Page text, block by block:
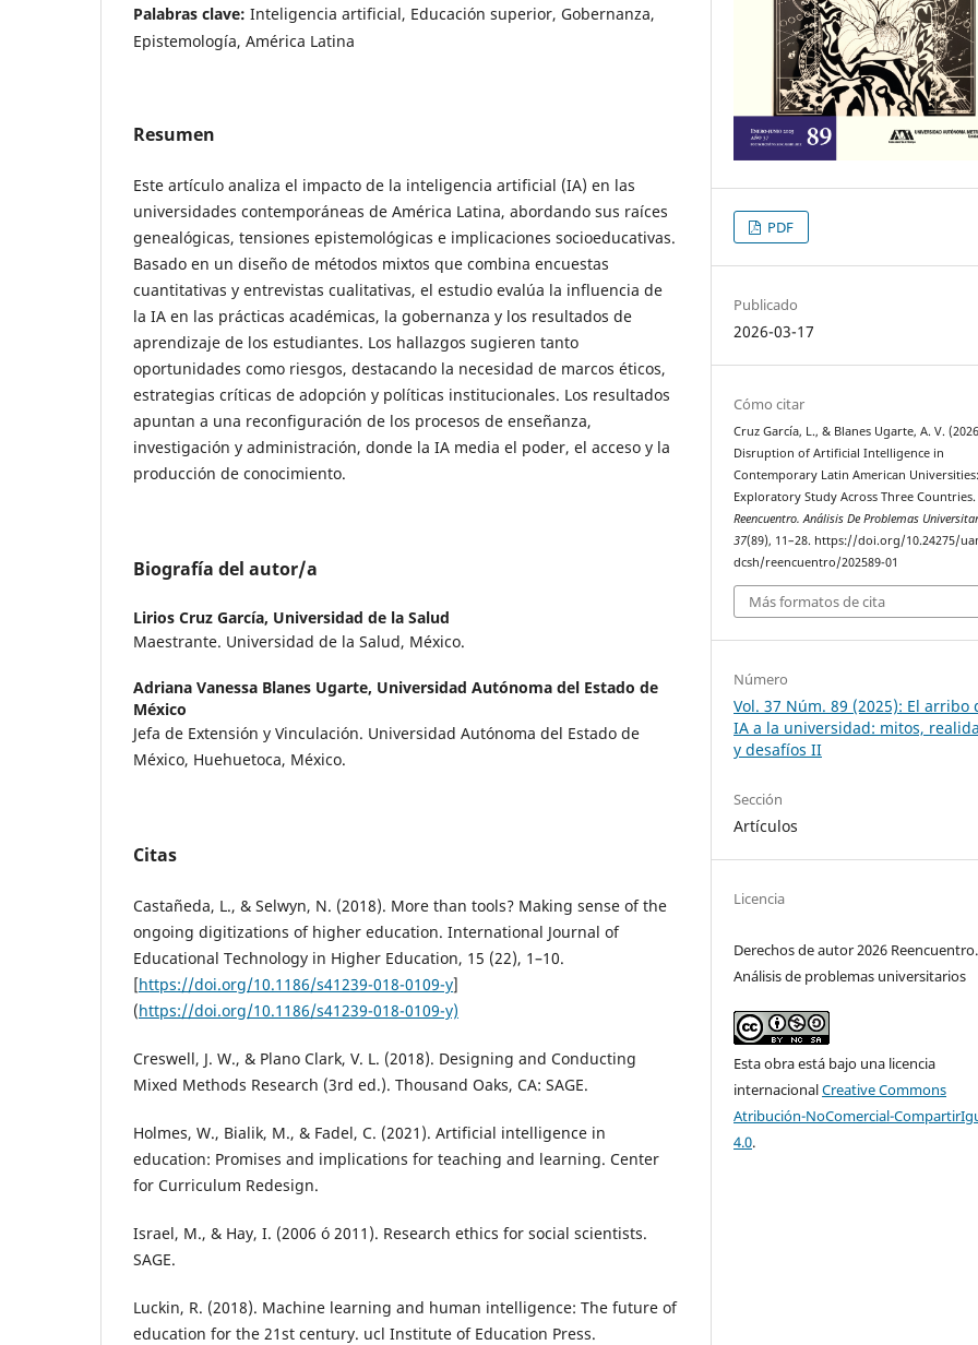
Palabras clave: Inteligencia artificial, Educación superior, Gobernanza,
Epistemología, América Latina
Resumen
Este artículo analiza el impacto de la inteligencia artificial (IA) en las
universidades contemporáneas de América Latina, abordando sus raíces
genealógicas, tensiones epistemológicas e implicaciones socioeducativas.
Basado en un diseño de métodos mixtos que combina encuestas
cuantitativas y entrevistas cualitativas, el estudio evalúa la influencia de
la IA en las prácticas académicas, la gobernanza y los resultados de
aprendizaje de los estudiantes. Los hallazgos sugieren tanto
oportunidades como riesgos, destacando la necesidad de marcos éticos,
estrategias críticas de adopción y políticas institucionales. Los resultados
apuntan a una reconfiguración de los procesos de enseñanza,
investigación y administración, donde la IA media el poder, el acceso y la
producción de conocimiento.
Biografía del autor/a
Lirios Cruz García, Universidad de la Salud
Maestrante. Universidad de la Salud, México.
Adriana Vanessa Blanes Ugarte, Universidad Autónoma del Estado de
México
Jefa de Extensión y Vinculación. Universidad Autónoma del Estado de
México, Huehuetoca, México.
Citas
Castañeda, L., & Selwyn, N. (2018). More than tools? Making sense of the
ongoing digitizations of higher education. International Journal of
Educational Technology in Higher Education, 15 (22), 1–10.
[https://doi.org/10.1186/s41239-018-0109-y]
(https://doi.org/10.1186/s41239-018-0109-y)
Creswell, J. W., & Plano Clark, V. L. (2018). Designing and Conducting
Mixed Methods Research (3rd ed.). Thousand Oaks, CA: SAGE.
Holmes, W., Bialik, M., & Fadel, C. (2021). Artificial intelligence in
education: Promises and implications for teaching and learning. Center
for Curriculum Redesign.
Israel, M., & Hay, I. (2006 ó 2011). Research ethics for social scientists.
SAGE.
Luckin, R. (2018). Machine learning and human intelligence: The future of
education for the 21st century. ucl Institute of Education Press.
PDF
Publicado
2026-03-17
Cómo citar
Cruz García, L., & Blanes Ugarte, A. V.
Disruption of Artificial Intelligence in
Contemporary Latin American
Exploratory Study Across Three Countries.
Reencuentro. Análisis De Problemas
37(89), 11–28. https://doi.org/10.24275/
dcsh/reencuentro/202589-01
Más formatos de cita
Número
Vol. 37 Núm. 89 (2025): El arribo
IA a la universidad: mitos,
y desafíos II
Sección
Artículos
Licencia
Derechos de autor 2026 Reencuentro.
Análisis de problemas universitarios
Esta obra está bajo una licencia
internacionalCreative Commons
Atribución-NoComercial-
4.0.